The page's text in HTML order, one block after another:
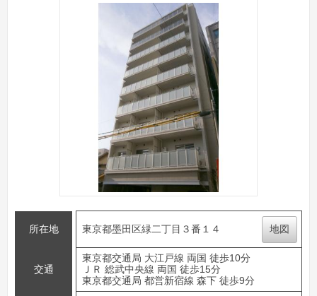
所在地 東京都墨田区緑二丁目３番１４ 地図
交通
東京都交通局 大江戸線 両国 徒歩10分
ＪＲ 総武中央線 両国 徒歩15分
東京都交通局 都営新宿線 森下 徒歩9分